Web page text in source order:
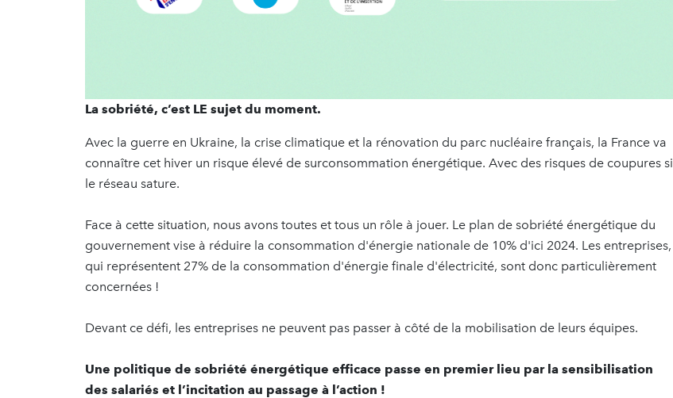
La sobriété, c’est LE sujet du moment.
Avec la guerre en Ukraine, la crise climatique et la rénovation du parc nucléaire français, la France va
connaître cet hiver un risque élevé de surconsommation énergétique. Avec des risques de coupures si
le réseau sature.
Face à cette situation, nous avons toutes et tous un rôle à jouer. Le plan de sobriété énergétique du
gouvernement vise à réduire la consommation d'énergie nationale de 10% d'ici 2024. Les entreprises,
qui représentent 27% de la consommation d'énergie finale d'électricité, sont donc particulièrement
concernées !
Devant ce défi, les entreprises ne peuvent pas passer à côté de la mobilisation de leurs équipes.
Une politique de sobriété énergétique efficace passe en premier lieu par la sensibilisation
des salariés et l’incitation au passage à l’action !